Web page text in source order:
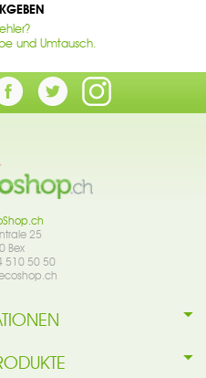
und Umtausch.
25
Bex
510 50 50